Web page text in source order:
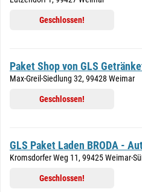
Geschlossen!
Paket Shop von GLS
Max-Greil-Siedlung 32, 99428 Weimar
Geschlossen!
GLS Paket Laden BRODA -
Kromsdorfer Weg 11, 99425 Weimar-
Geschlossen!